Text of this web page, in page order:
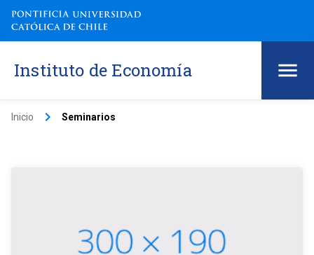
Instituto de Economía
Inicio keyboard_arrow_right Seminarios